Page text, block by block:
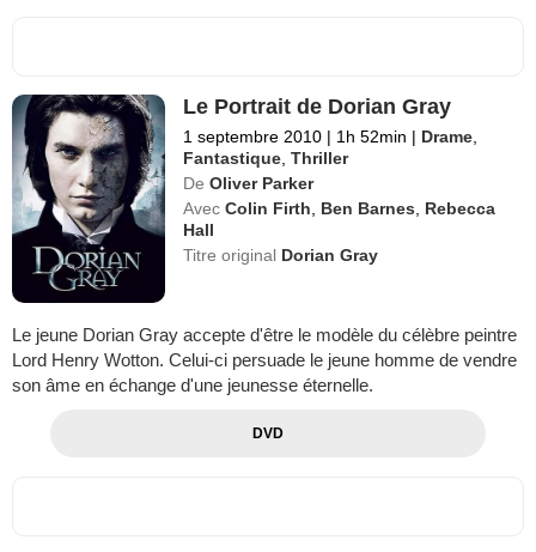
Le Portrait de Dorian Gray
1 septembre 2010 | 1h 52min | Drame
Fantastique ,Thriller
De Oliver Parker
Avec Colin Firth Ben Barnes
Rebecca
Hall
Titre original Dorian Gray
Le jeune Dorian Gray accepte d'être le modèle du célèbre peintre
Lord Henry Wotton. Celui-ci persuade le jeune homme de vendre
son âme en échange d'une jeunesse éternelle.
DVD